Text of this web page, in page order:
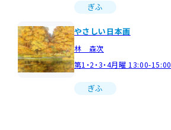
ぎふ
やさしい日本画
林 森次
第1・2・3・4月曜 13:00-15:00
ぎふ